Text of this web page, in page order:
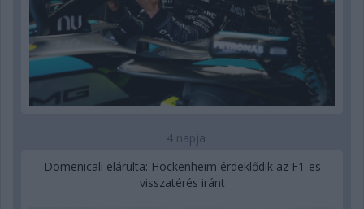
4 napja
Domenicali elárulta: Hockenheim érdeklődik az F1-es
visszatérés iránt